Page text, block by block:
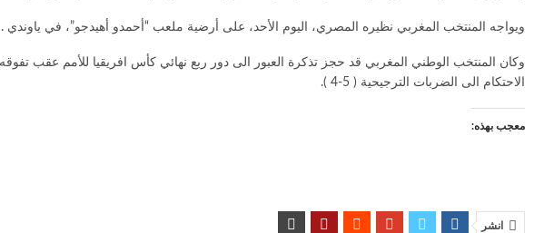
ويواجه المنتخب المغربي نظيره المصري، اليوم الأحد، على أرضية ملعب “أحمدو أهيدجو”، في ياوندي .
وكان المنتخب الوطني المغربي قد حجز تذكرة العبور الى دور ربع نهائي كأس افريقيا للأمم عقب
الاحتكام الى الضربات الترجيحية ( 5-4 ).
معجب بهذه:
انشر